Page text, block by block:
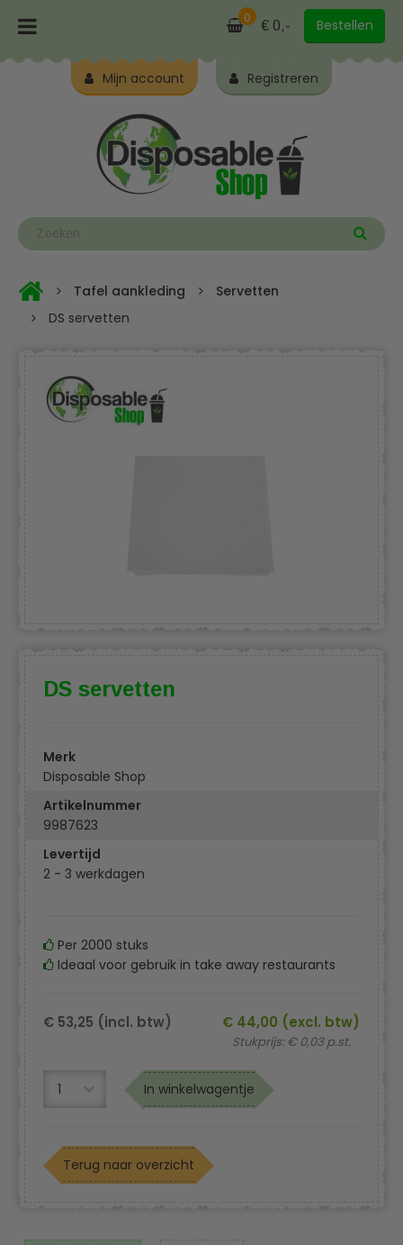
0 € 0,- Bestellen
Mijn account Registreren
Tafel aankleding
Servetten
DS servetten
DS servetten
Merk
Disposable Shop
Artikelnummer
9987623
Levertijd
2 - 3 werkdagen
Per 2000 stuks
Ideaal voor gebruik in take away restaurants
€ 44,00 (excl. btw)
Stukprijs: € 0,03 p.st.
€ 53,25 (incl. btw)
In winkelwagentje
Terug naar overzicht